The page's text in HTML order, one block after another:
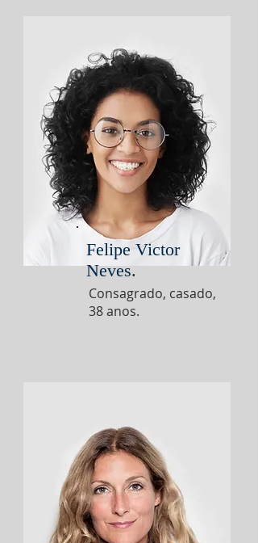
Felipe Victor
Neves.
Consagrado, casado,
38 anos.